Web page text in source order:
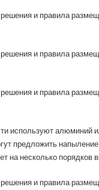
используют алюминий
предложить
на несколько порядков